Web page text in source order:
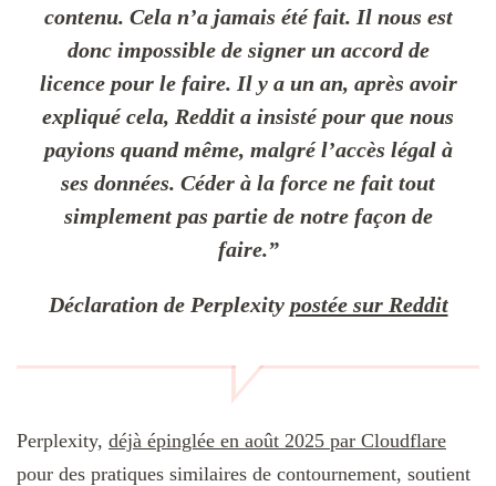
contenu. Cela n’a jamais été fait. Il nous est
donc impossible de signer un accord de
licence pour le faire. Il y a un an, après avoir
expliqué cela, Reddit a insisté pour que nous
payions quand même, malgré l’accès légal à
ses données. Céder à la force ne fait tout
simplement pas partie de notre façon de
faire.”
Déclaration de Perplexity postée sur Reddit
Perplexity, déjà épinglée en août 2025 par Cloudflare
pour des pratiques similaires de contournement, soutient